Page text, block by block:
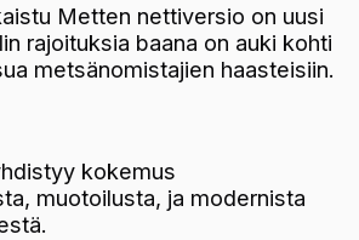
Metten nettiversio on uusi
rajoituksia baana on auki kohti
metsänomistajien haasteisiin.
kokemus
muotoilusta, ja modernista